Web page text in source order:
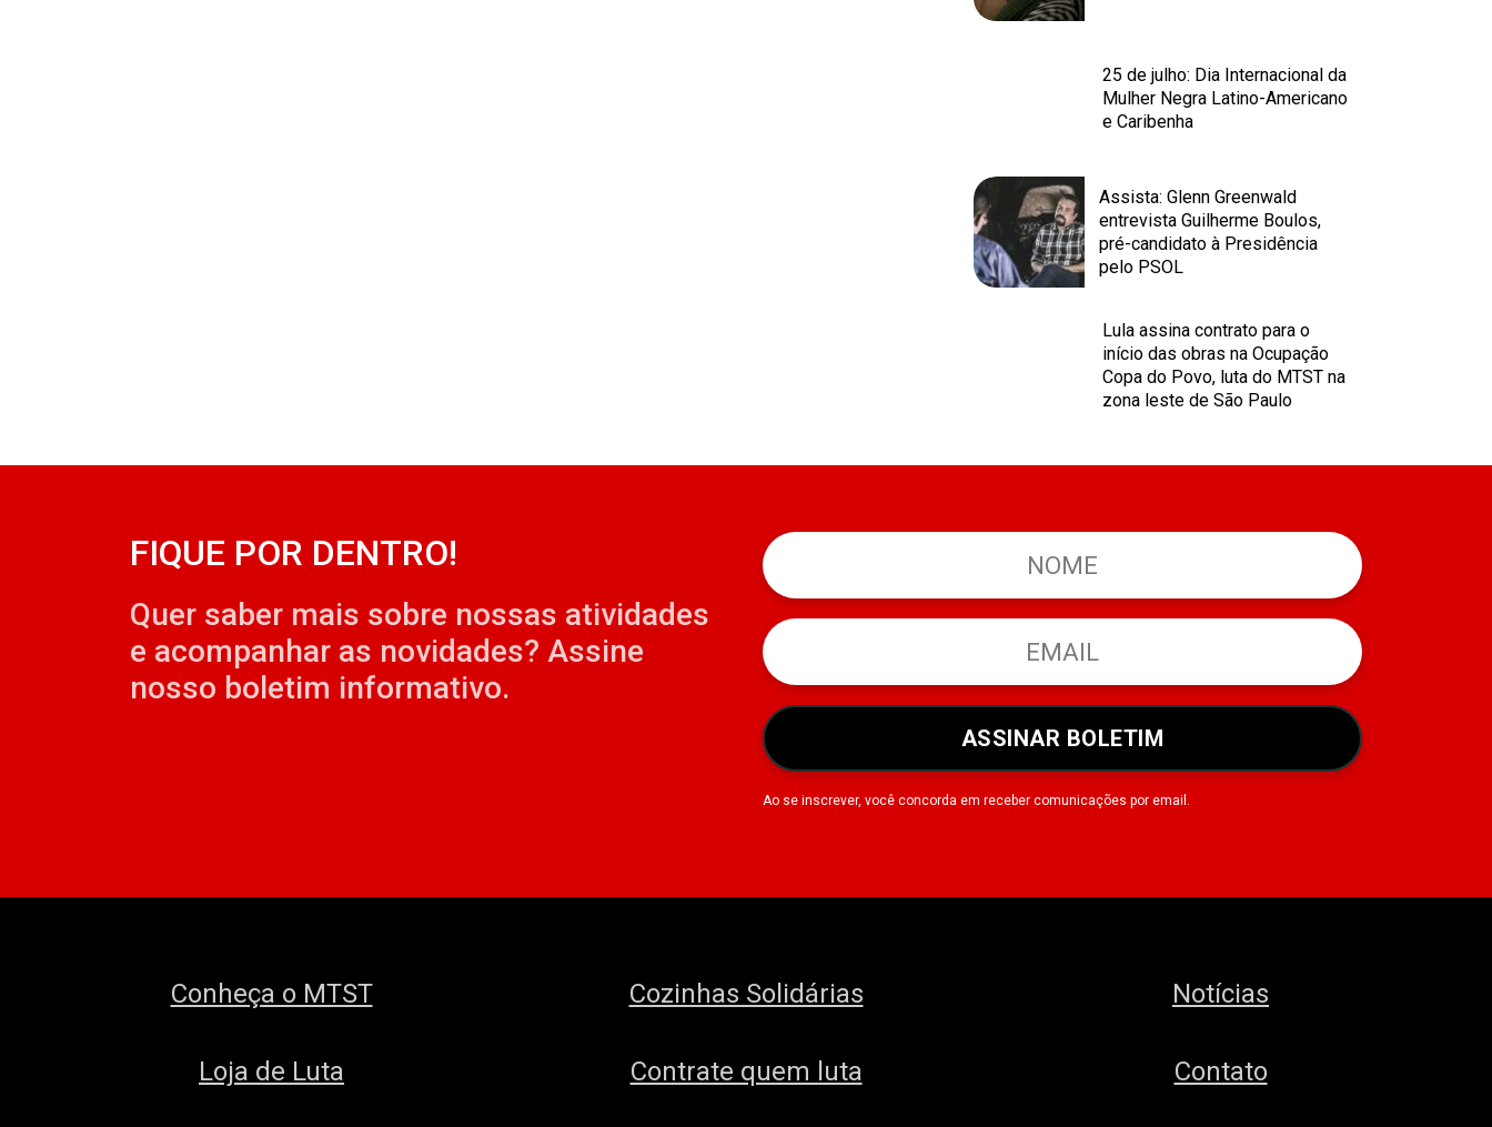
25 de julho: Dia Internacional da
Mulher Negra Latino-Americano
e Caribenha
Assista: Glenn Greenwald
entrevista Guilherme Boulos,
pré-candidato à Presidência
pelo PSOL
Lula assina contrato para o
início das obras na Ocupação
Copa do Povo, luta do MTST na
zona leste de São Paulo
FIQUE POR DENTRO!
Quer saber mais sobre nossas atividades
e acompanhar as novidades? Assine
nosso boletim informativo.
ASSINAR BOLETIM
Ao se inscrever, você concorda em receber comunicações por email.
Conheça o MTST
Loja de Luta
Cozinhas Solidárias
Contrate quem luta
Notícias
Contato